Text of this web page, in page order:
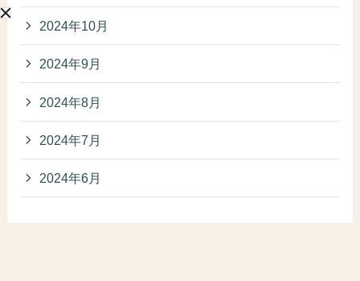
2024年10月
2024年9月
2024年8月
2024年7月
2024年6月